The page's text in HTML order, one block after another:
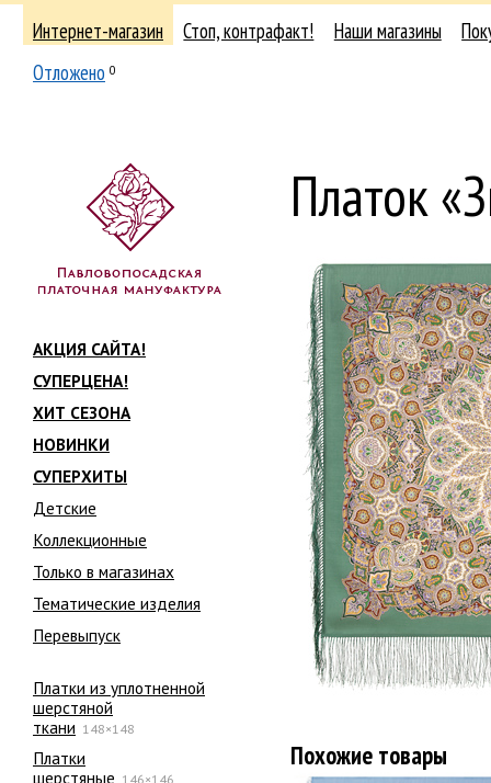
Интернет-магазин Стоп, контрафакт! Наши магазины
Отложено 0
АКЦИЯ САЙТА!
СУПЕРЦЕНА!
ХИТ СЕЗОНА
НОВИНКИ
СУПЕРХИТЫ
Детские
Коллекционные
Только в магазинах
Тематические изделия
Перевыпуск
Платки из уплотненной
шерстяной
ткани 148×148
Платки
шерстяные 146×146
Платок
Похожие товары